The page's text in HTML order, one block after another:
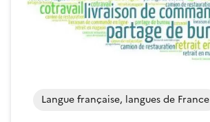
Langue française, langues de France